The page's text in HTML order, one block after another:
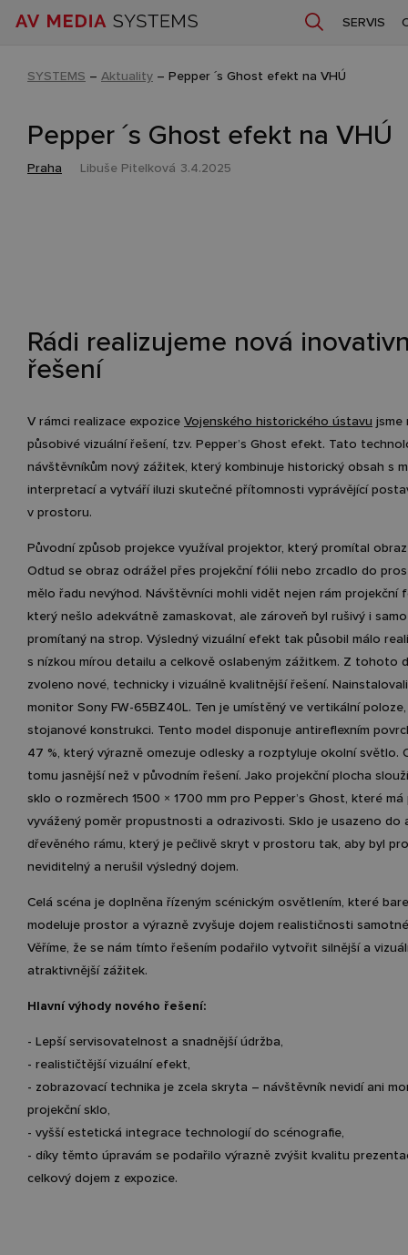
SERVIS
SYSTEMS – Aktuality – Pepper ´s Ghost efekt na VHÚ
Pepper ´s Ghost efekt na VHÚ
Praha Libuše Pitelková 3.4.2025
Rádi realizujeme nová
řešení
V rámci realizace expoziceVojenského historického ústavu jsme
působivé vizuální řešení, tzv. Pepper’s Ghost efekt. Tato
návštěvníkům nový zážitek, který kombinuje historický obsah s
interpretací a vytváří iluzi skutečné přítomnosti vyprávějící
v prostoru.
Původní způsob projekce využíval projektor, který promítal
Odtud se obraz odrážel přes projekční fólii nebo zrcadlo do
mělo řadu nevýhod. Návštěvníci mohli vidět nejen rám projekční
který nešlo adekvátně zamaskovat, ale zároveň byl rušivý i
promítaný na strop. Výsledný vizuální efekt tak působil málo
s nízkou mírou detailu a celkově oslabeným zážitkem. Z tohoto
zvoleno nové, technicky i vizuálně kvalitnější řešení.
monitor Sony FW-65BZ40L. Ten je umístěný ve vertikální
stojanové konstrukci. Tento model disponuje antireflexním
47 %, který výrazně omezuje odlesky a rozptyluje okolní světlo.
tomu jasnější než v původním řešení. Jako projekční plocha
sklo o rozměrech 1500 × 1700 mm pro Pepper’s Ghost, které má
vyvážený poměr propustnosti a odrazivosti. Sklo je usazeno do
dřevěného rámu, který je pečlivě skryt v prostoru tak, aby byl
neviditelný a nerušil výsledný dojem.
Celá scéna je doplněna řízeným scénickým osvětlením, které
modeluje prostor a výrazně zvyšuje dojem realističnosti
Věříme, že se nám tímto řešením podařilo vytvořit silnější a
atraktivnější zážitek.
Hlavní výhody nového řešení:
- Lepší servisovatelnost a snadnější údržba,
- realističtější vizuální efekt,
- zobrazovací technika je zcela skryta – návštěvník nevidí ani
projekční sklo,
- vyšší estetická integrace technologií do scénografie,
- díky těmto úpravám se podařilo výrazně zvýšit kvalitu
celkový dojem z expozice.